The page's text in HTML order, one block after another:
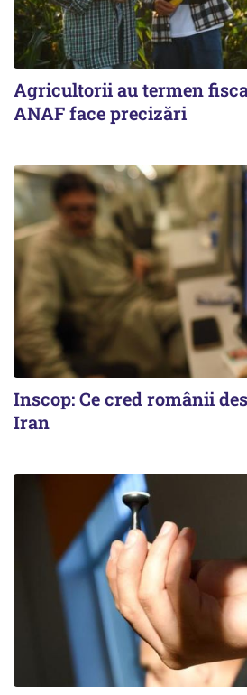
Agricultorii au termen
ANAF face precizări
Inscop: Ce cred românii
Iran